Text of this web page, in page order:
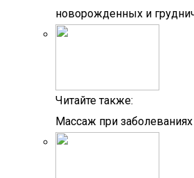
новорожденных и
Читайте также:
Массаж при заболеваниях